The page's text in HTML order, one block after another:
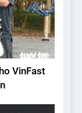
VinFast